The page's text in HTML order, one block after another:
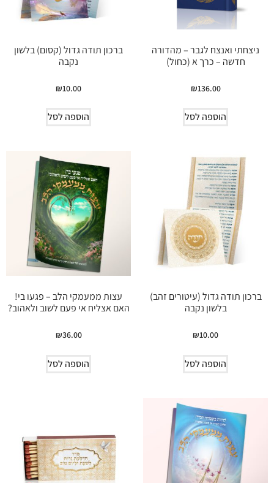
ניצחתי ואנצח לגבר – מהדורה
חדשה – כרך א (כחול)
₪136.00
הוספה לסל
ברכון תודה גדול (קסום) בלשון
נקבה
₪10.00
הוספה לסל
ברכון תודה גדול (עיטורים זהב)
בלשון נקבה
₪10.00
הוספה לסל
עצות ממעמקי הלב – פגעו בי!
האם אצליח אי פעם לשוב ולאהוב?
₪36.00
הוספה לסל